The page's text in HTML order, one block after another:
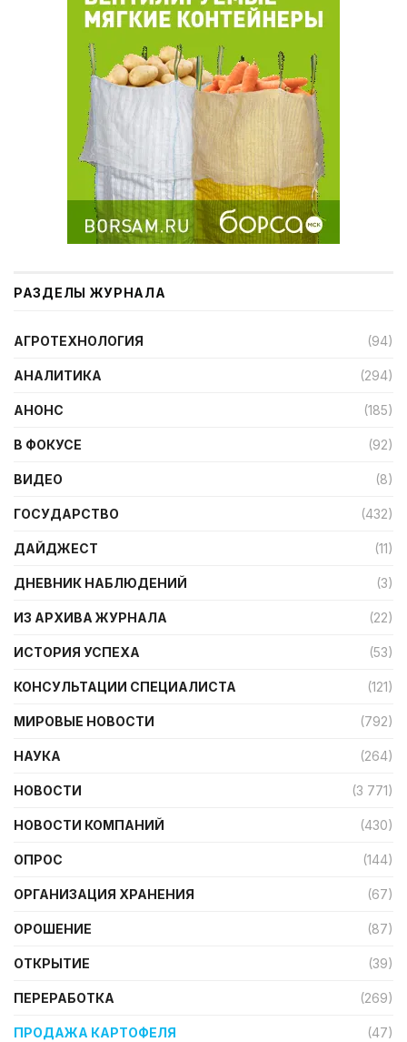
РАЗДЕЛЫ ЖУРНАЛА
АГРОТЕХНОЛОГИЯ (94)
АНАЛИТИКА (294)
АНОНС (185)
В ФОКУСЕ (92)
ВИДЕО (8)
ГОСУДАРСТВО (432)
ДАЙДЖЕСТ (11)
ДНЕВНИК НАБЛЮДЕНИЙ (3)
ИЗ АРХИВА ЖУРНАЛА (22)
ИСТОРИЯ УСПЕХА (53)
КОНСУЛЬТАЦИИ СПЕЦИАЛИСТА (121)
МИРОВЫЕ НОВОСТИ (792)
НАУКА (264)
НОВОСТИ (3 771)
НОВОСТИ КОМПАНИЙ (430)
ОПРОС (144)
ОРГАНИЗАЦИЯ ХРАНЕНИЯ (67)
ОРОШЕНИЕ (87)
ОТКРЫТИЕ (39)
ПЕРЕРАБОТКА (269)
ПРОДАЖА КАРТОФЕЛЯ (47)